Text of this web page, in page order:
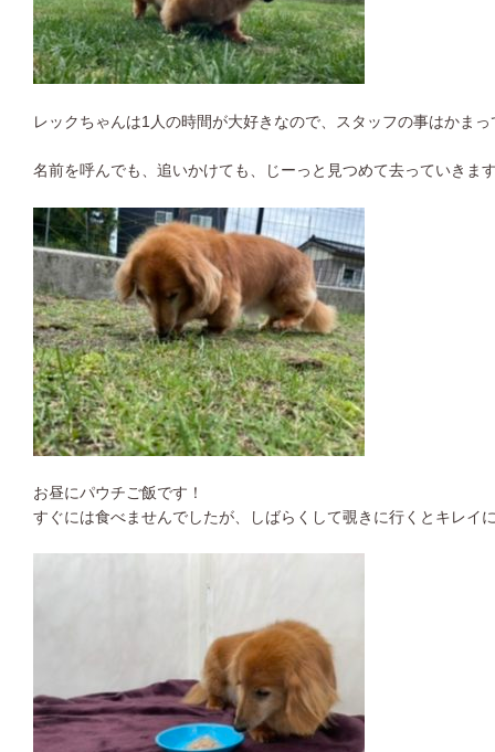
レックちゃんは1人の時間が大好きなので、スタッフの事はかま
名前を呼んでも、追いかけても、じーっと見つめて去っていきま
お昼にパウチご飯です！
すぐには食べませんでしたが、しばらくして覗きに行くとキレイ